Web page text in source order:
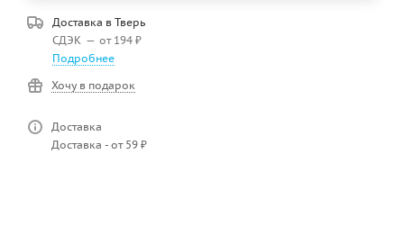
Доставка в Тверь
СДЭК — от 194 ₽
Подробнее
Хочу в подарок
Доставка
Доставка - от 59 ₽